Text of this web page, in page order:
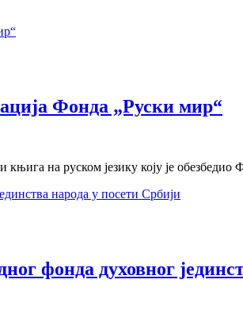
Фонда „Руски мир“
књига на руском језику коју је
фонда духовног